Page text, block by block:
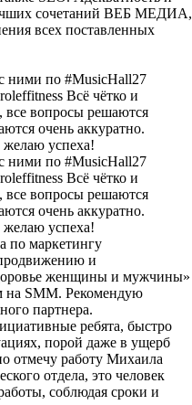
сочетаний ВЕБ МЕДИА,
всех поставленных
по #MusicHall27
Всё чётко и
все вопросы решаются
очень аккуратно.
желаю успеха!
по #MusicHall27
Всё чётко и
все вопросы решаются
очень аккуратно.
желаю успеха!
по маркетингу
и
женщины и мужчины»
на SMM. Рекомендую
партнера.
ребята, быстро
порой даже в ущерб
отмечу работу Михаила
отдела, это человек
соблюдая сроки и